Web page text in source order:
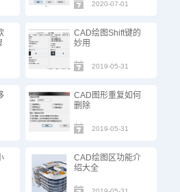
2020-07-01
CAD绘图Shift键的
妙用
2019-05-31
CAD图形重复如何
删除
2019-05-31
CAD绘图区功能介
绍大全